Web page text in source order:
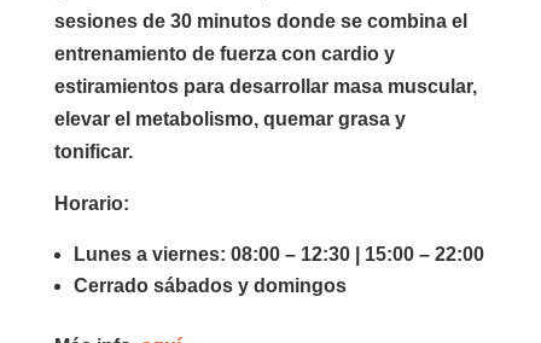
sesiones de 30 minutos donde se combina el
entrenamiento de fuerza con cardio y
estiramientos para desarrollar masa muscular,
elevar el metabolismo, quemar grasa y
tonificar.
Horario:
Lunes a viernes: 08:00 – 12:30 | 15:00 – 22:00
Cerrado sábados y domingos